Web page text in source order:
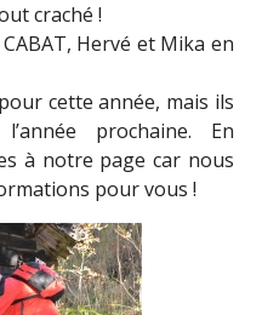
craché !
Hervé et Mika en
cette année, mais ils
prochaine. En
à notre page car nous
pour vous !